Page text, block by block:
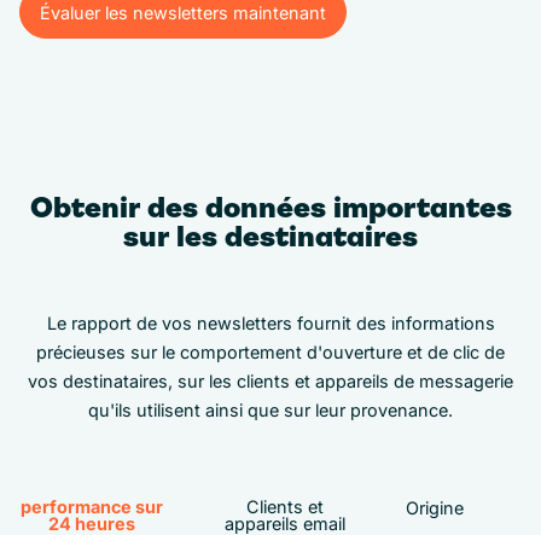
Évaluer les newsletters maintenant
Évaluer les newsletters maintenant
Obtenir des données importantes
sur les destinataires
Le rapport de vos newsletters fournit des informations
précieuses sur le comportement d'ouverture et de clic de
vos destinataires, sur les clients et appareils de messagerie
qu'ils utilisent ainsi que sur leur provenance.
performance sur
24 heures
Clients et
appareils email
Origine